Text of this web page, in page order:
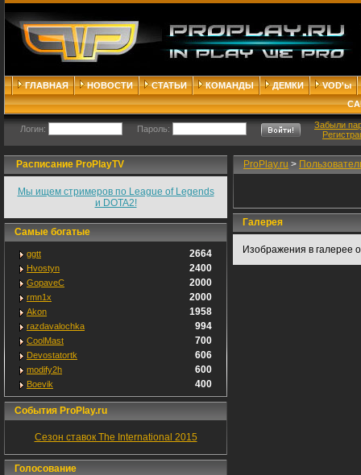
ГЛАВНАЯ НОВОСТИ СТАТЬИ КОМАНДЫ ДЕМКИ
VOD'ы
Логин: Пароль:
Забыли
Расписание ProPlayTV
Мы ищем стримеров по League of Legends
и DOTA2!
Самые богатые
ggtt 2664
Hvostyn 2400
GopaveC 2000
rmn1x 2000
Akon 1958
razdavalochka 994
CoolMast 700
Devostatortk 606
modify2h 600
Boevik 400
События ProPlay.ru
Сезон ставок The International 2015
Голосование
ProPlay.ru >
Галерея
Изображения в галерее